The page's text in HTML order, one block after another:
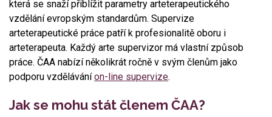
která se snaží přiblížit parametry arteterapeutického
vzdělání evropským standardům. Supervize
arteterapeutické práce patří k profesionalitě oboru i
arteterapeuta. Každý arte supervizor má vlastní způsob
práce. ČAA nabízí několikrát ročně v svým členům jako
podporu vzděláváníon-line supervize.
Jak se mohu stát členem ČAA?